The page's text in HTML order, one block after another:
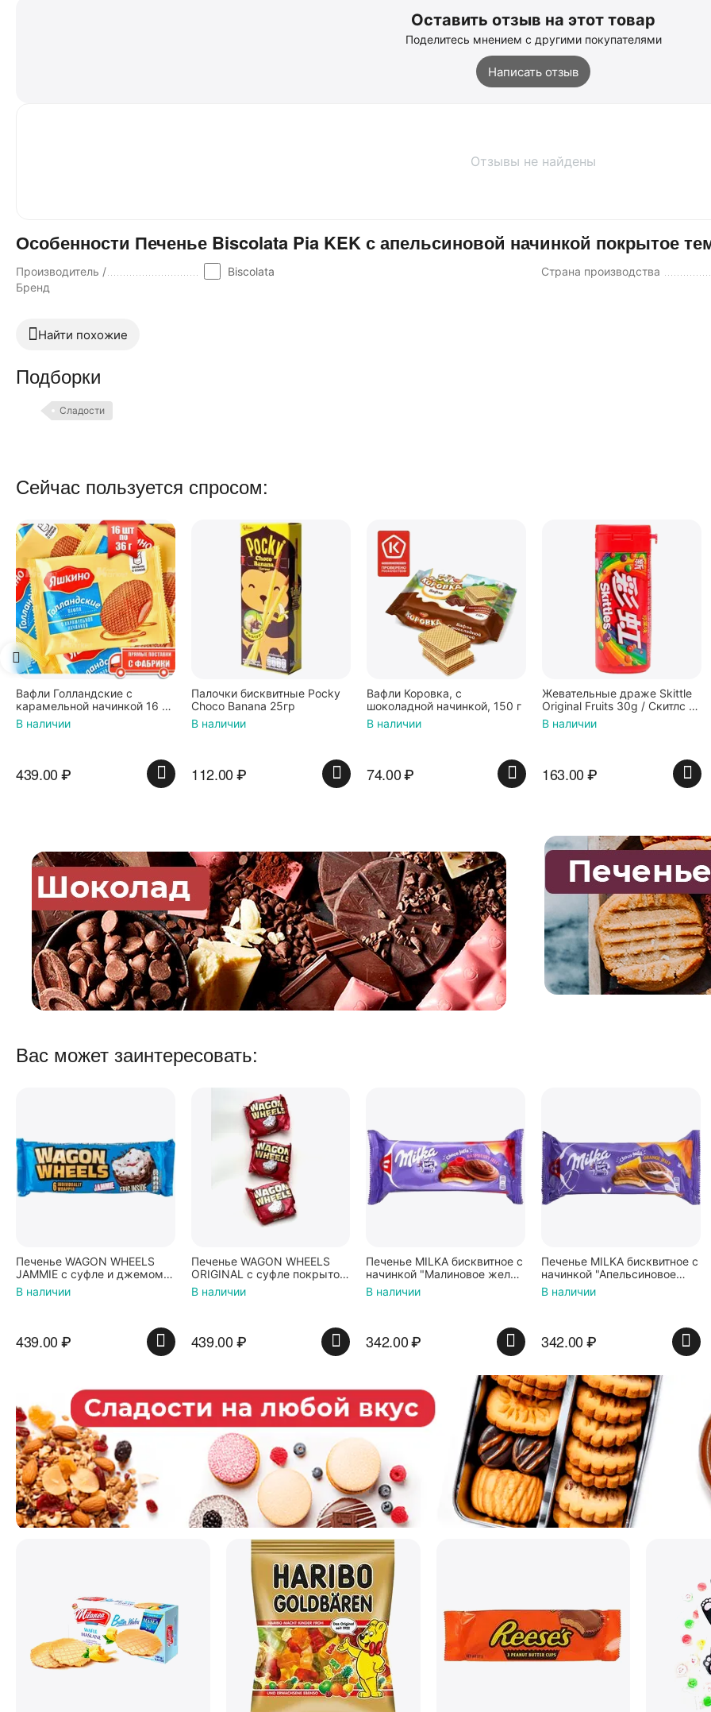
Оставить отзыв на этот товар
Поделитесь мнением с другими покупателями
Написать отзыв
Отзывы не найдены
Особенности Печенье Biscolata Pia KEK с апельсиновой начинкой покрытое
Производитель /
Бренд
Biscolata Страна производства
Найти похожие
Подборки
Сладости
Сейчас пользуется спросом:
Палочки бисквитные Pocky
Choco Banana 25гр
В наличии
112.00₽
Вафли Коровка, c
шоколадной начинкой, 150 г
В наличии
74.00₽
Жевательные драже Skittle
Original Fruits 30g / Скитлс со
вкусом фруктов 30гр в
красной банке
В наличии
163.00₽
Конфеты Jelly Belly Ассорти
Кислые фрукты (28гр.)
В наличии
135.00₽
Вас может заинтересовать:
Печенье WAGON WHEELS
JAMMIE с суфле и джемом
покрытое гразурью 228г
В наличии
439.00₽
Печенье WAGON WHEELS
ORIGINAL с суфле покрытое
гразурью 216г
В наличии
439.00₽
Печенье MILKA бисквитное с
начинкой "Малиновое желе"
покрытые молочным
шоколадом 147г
В наличии
342.00₽
Печенье MILKA бисквитное с
начинкой "Апельсиновое
желе" покрытые молочным
шоколадом 147г
В наличии
342.00₽